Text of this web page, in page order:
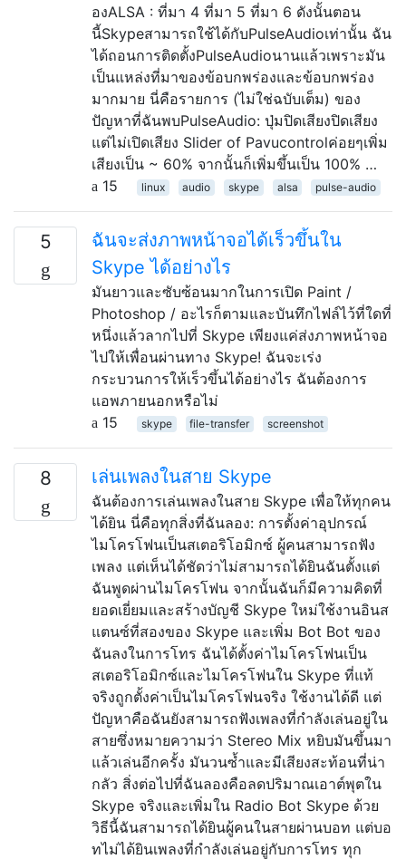
องALSA : ที่มา 4 ที่มา 5 ที่มา 6 ดังนั้นตอน
นี้Skypeสามารถใช้ได้กับPulseAudioเท่านั้น ฉัน
ได้ถอนการติดตั้งPulseAudioนานแล้วเพราะมัน
เป็นแหล่งที่มาของข้อบกพร่องและข้อบกพร่อง
มากมาย นี่คือรายการ (ไม่ใช่ฉบับเต็ม) ของ
ปัญหาที่ฉันพบPulseAudio: ปุ่มปิดเสียงปิดเสียง
แต่ไม่เปิดเสียง Slider of Pavucontrolค่อยๆเพิ่ม
เสียงเป็น ~ 60% จากนั้นก็เพิ่มขึ้นเป็น 100% …
15
linux audio skype alsa pulse-audio
5
ฉันจะส่งภาพหน้าจอได้เร็วขึ้นใน
Skype ได้อย่างไร
มันยาวและซับซ้อนมากในการเปิด Paint /
Photoshop / อะไรก็ตามและบันทึกไฟล์ไว้ที่ใดที่
หนึ่งแล้วลากไปที่ Skype เพียงแค่ส่งภาพหน้าจอ
ไปให้เพื่อนผ่านทาง Skype! ฉันจะเร่ง
กระบวนการให้เร็วขึ้นได้อย่างไร ฉันต้องการ
แอพภายนอกหรือไม่
15
skype file-transfer screenshot
8 เล่นเพลงในสาย Skype
ฉันต้องการเล่นเพลงในสาย Skype เพื่อให้ทุกคน
ได้ยิน นี่คือทุกสิ่งที่ฉันลอง: การตั้งค่าอุปกรณ์
ไมโครโฟนเป็นสเตอริโอมิกซ์ ผู้คนสามารถฟัง
เพลง แต่เห็นได้ชัดว่าไม่สามารถได้ยินฉันตั้งแต่
ฉันพูดผ่านไมโครโฟน จากนั้นฉันก็มีความคิดที่
ยอดเยี่ยมและสร้างบัญชี Skype ใหม่ใช้งานอินส
แตนซ์ที่สองของ Skype และเพิ่ม Bot Bot ของ
ฉันลงในการโทร ฉันได้ตั้งค่าไมโครโฟนเป็น
สเตอริโอมิกซ์และไมโครโฟนใน Skype ที่แท้
จริงถูกตั้งค่าเป็นไมโครโฟนจริง ใช้งานได้ดี แต่
ปัญหาคือฉันยังสามารถฟังเพลงที่กำลังเล่นอยู่ใน
สายซึ่งหมายความว่า Stereo Mix หยิบมันขึ้นมา
แล้วเล่นอีกครั้ง มันวนซ้ำและมีเสียงสะท้อนที่น่า
กลัว สิ่งต่อไปที่ฉันลองคือลดปริมาณเอาต์พุตใน
Skype จริงและเพิ่มใน Radio Bot Skype ด้วย
วิธีนี้ฉันสามารถได้ยินผู้คนในสายผ่านบอท แต่บอ
ทไม่ได้ยินเพลงที่กำลังเล่นอยู่กับการโทร ทุก